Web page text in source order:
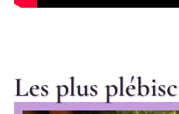
Les plus